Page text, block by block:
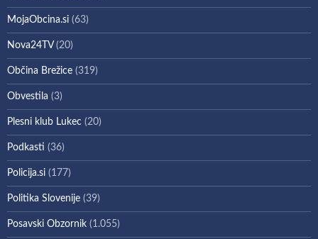
MojaObcina.si (63)
Nova24TV(20)
Občina Brežice (319)
Obvestila (3)
Plesni klub Lukec (20)
Podkasti (36)
Policija.si (177)
Politika Slovenije (39)
Posavski Obzornik (1.055)